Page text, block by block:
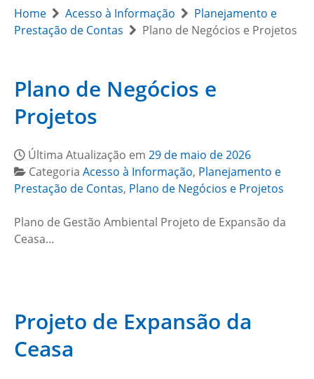
Home Acesso à Informação
Planejamento e
Prestação de Contas
Plano de Negócios e Projetos
Plano de Negócios e
Projetos
Última Atualização em 29 de maio de 2026
Categoria Acesso à Informação, Planejamento e
Prestação de Contas, Plano de Negócios e Projetos
Plano de Gestão Ambiental Projeto de Expansão da
Ceasa…
Projeto de Expansão da
Ceasa